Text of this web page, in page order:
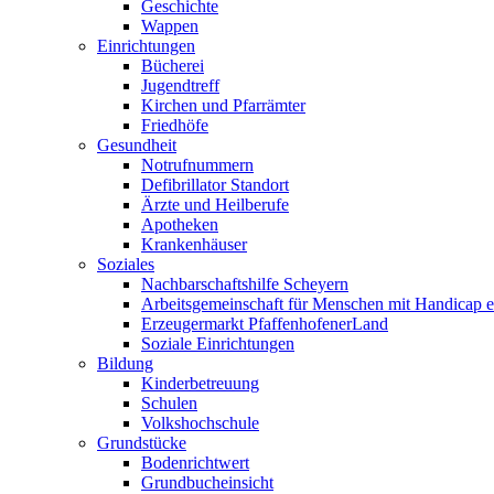
Geschichte
Wappen
Einrichtungen
Bücherei
Jugendtreff
Kirchen und Pfarrämter
Friedhöfe
Gesundheit
Notrufnummern
Defibrillator Standort
Ärzte und Heilberufe
Apotheken
Krankenhäuser
Soziales
Nachbarschaftshilfe Scheyern
Arbeitsgemeinschaft für Menschen mit Handicap
Erzeugermarkt PfaffenhofenerLand
Soziale Einrichtungen
Bildung
Kinderbetreuung
Schulen
Volkshochschule
Grundstücke
Bodenrichtwert
Grundbucheinsicht